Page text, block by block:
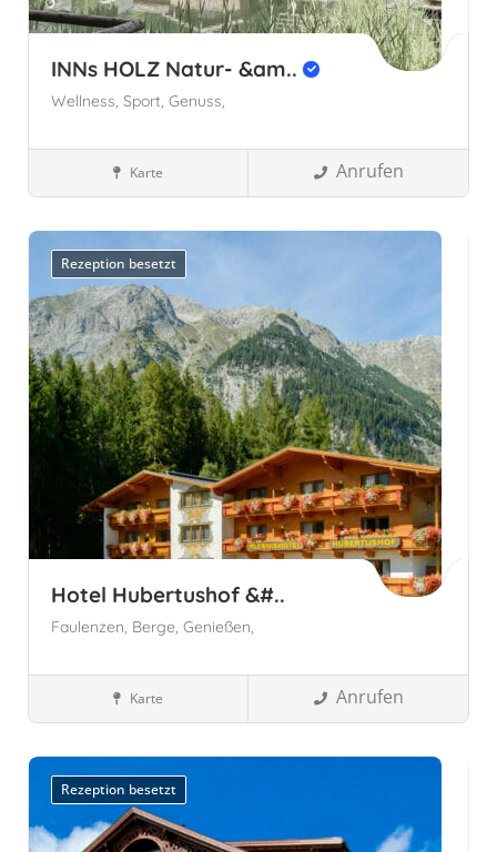
INNs HOLZ Natur- &am..
Wellness, Sport, Genuss,
WellnesshotelsKarte Anrufen
Rezeption besetzt
Hotel Hubertushof &#..
Faulenzen, Berge, Genießen,
Wellnesshotels
Österreich
Karte Anrufen
Rezeption besetzt